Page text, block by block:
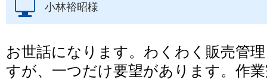
小林裕昭様
お世話になります。わくわく販売管
すが、一つだけ要望があります。作